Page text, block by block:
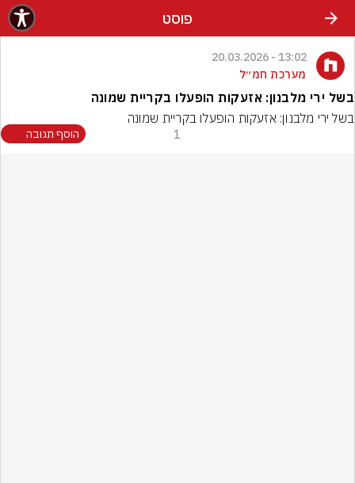
פוסט
13:02 - 20.03.2026
מערכת חמ״ל
בשל ירי מלבנון: אזעקות הופעלו בקריית שמונה
בשל ירי מלבנון: אזעקות הופעלו בקריית שמונה
1 הוסף תגובה